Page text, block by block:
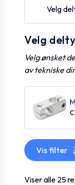
Velg
Velg
Velg ønsket
av tekniske
Vis filter
Viser alle 25